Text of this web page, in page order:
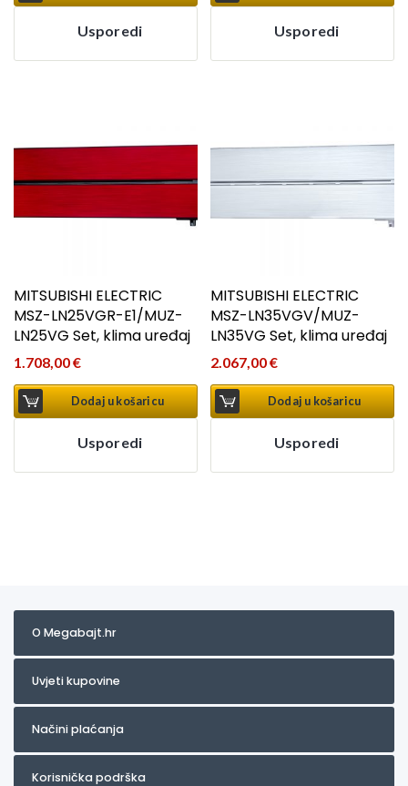
Usporedi Usporedi
MITSUBISHI ELECTRIC
MSZ-LN25VGR-E1/MUZ-
LN25VG Set, klima uređaj
1.708,00€
Dodaj u košaricu
Usporedi
MITSUBISHI ELECTRIC
MSZ-LN35VGV/MUZ-
LN35VG Set, klima uređaj
2.067,00€
Dodaj u košaricu
Usporedi
O Megabajt.hr
Uvjeti kupovine
Načini plaćanja
Korisnička podrška